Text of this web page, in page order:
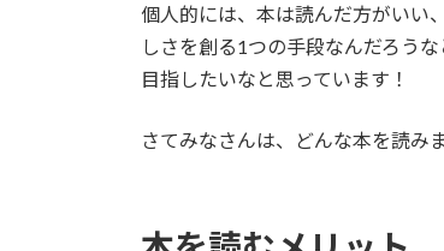
個人的には、本は読んだ方がいい
しさを創る1つの手段なんだろう
目指したいなと思っています！
さてみなさんは、どんな本を読み